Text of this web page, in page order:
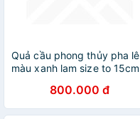
Quả cầu phong thủy pha lê
màu xanh lam size to 15cm
đồ phong thủy trang trí
800.000 đ